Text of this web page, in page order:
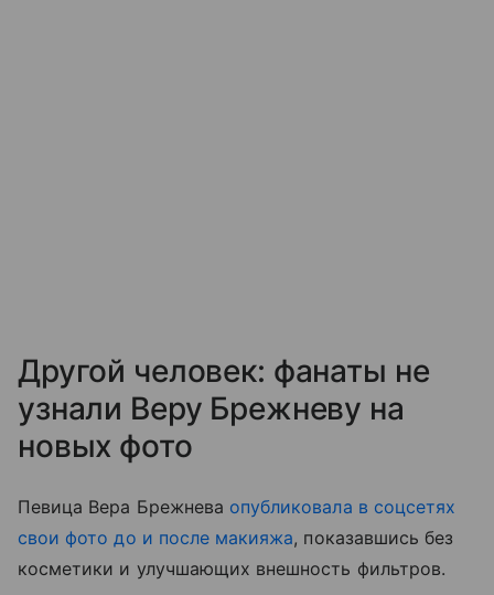
Другой человек: фанаты не
узнали Веру Брежневу на
новых фото
Певица Вера Брежнева опубликовала в соцсетях
свои фото до и после макияжа, показавшись без
косметики и улучшающих внешность фильтров.